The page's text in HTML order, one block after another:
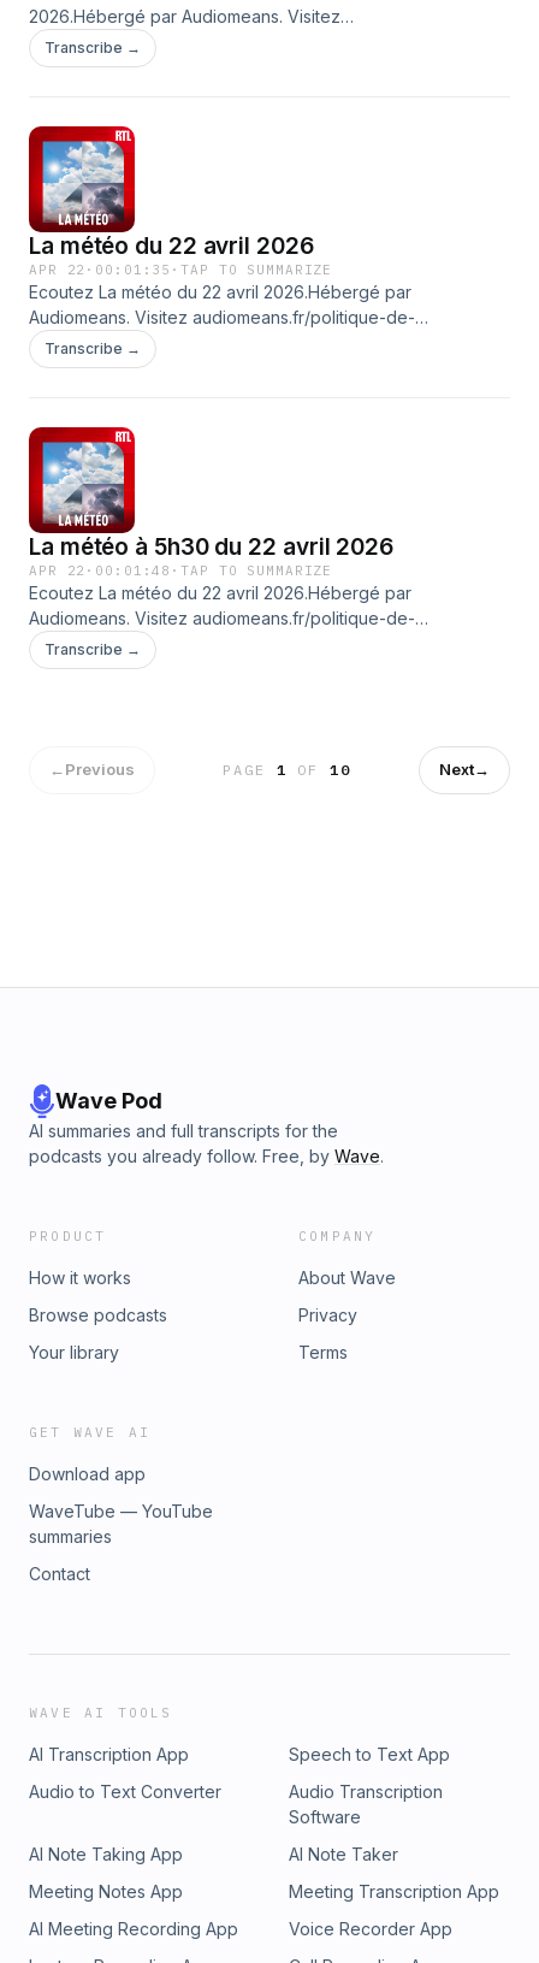
2026.Hébergé par Audiomeans. Visitez
audiomeans.fr/politique-de-confidentialite pour plus
d'informations.
Transcribe →
La météo du 22 avril 2026
APR 22 · 00:01:35 ·TAP TO SUMMARIZE
Ecoutez La météo du 22 avril 2026.Hébergé par
Audiomeans. Visitez audiomeans.fr/politique-de-
confidentialite pour plus d'informations.
Transcribe →
La météo à 5h30 du 22 avril 2026
APR 22 · 00:01:48 ·TAP TO SUMMARIZE
Ecoutez La météo du 22 avril 2026.Hébergé par
Audiomeans. Visitez audiomeans.fr/politique-de-
confidentialite pour plus d'informations.
Transcribe →
←Previous PAGE 1 OF 10 Next→
Wave Pod
AI summaries and full transcripts for the
podcasts you already follow. Free, by Wave.
PRODUCT
How it works
Browse podcasts
Your library
COMPANY
About Wave
Privacy
Terms
GET WAVE AI
Download app
WaveTube — YouTube
summaries
Contact
WAVE AI TOOLS
AI Transcription App
Speech to Text App
Audio to Text Converter
Audio Transcription
Software
AI Note Taking App
AI Note Taker
Meeting Notes App
Meeting Transcription App
AI Meeting Recording App
Voice Recorder App